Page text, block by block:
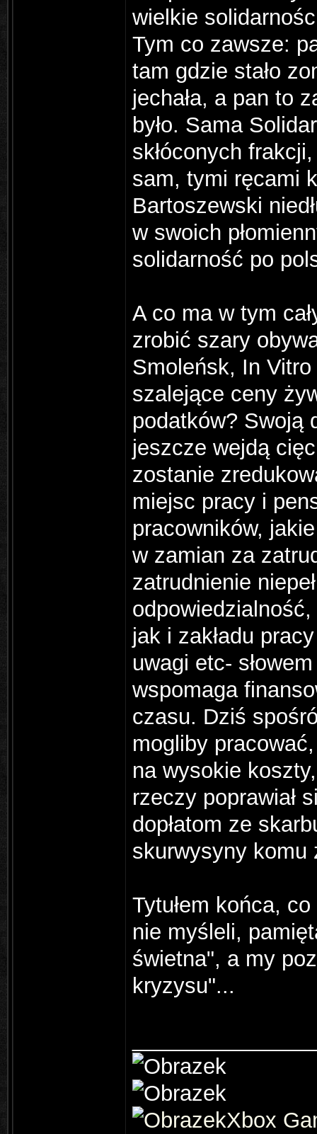
wielkie
Tym co zawsze:
tam gdzie stało
jechała, a pan to
było. Sama
skłóconych
sam, tymi ręcami
Bartoszewski
w swoich
solidarność po
A co ma w tym
zrobić szary
Smoleńsk, In
szalejące ceny
podatków? Swoją
jeszcze wejdą
zostanie
miejsc pracy i
pracowników,
w zamian za
zatrudnienie
jak i zakładu
uwagi etc-
wspomaga
czasu. Dziś
mogliby
na wysokie
rzeczy poprawiał
dopłatom ze
skurwysyny komu
Tytułem końca,
nie myśleli,
świetna", a my
kryzysu"...
Xbox